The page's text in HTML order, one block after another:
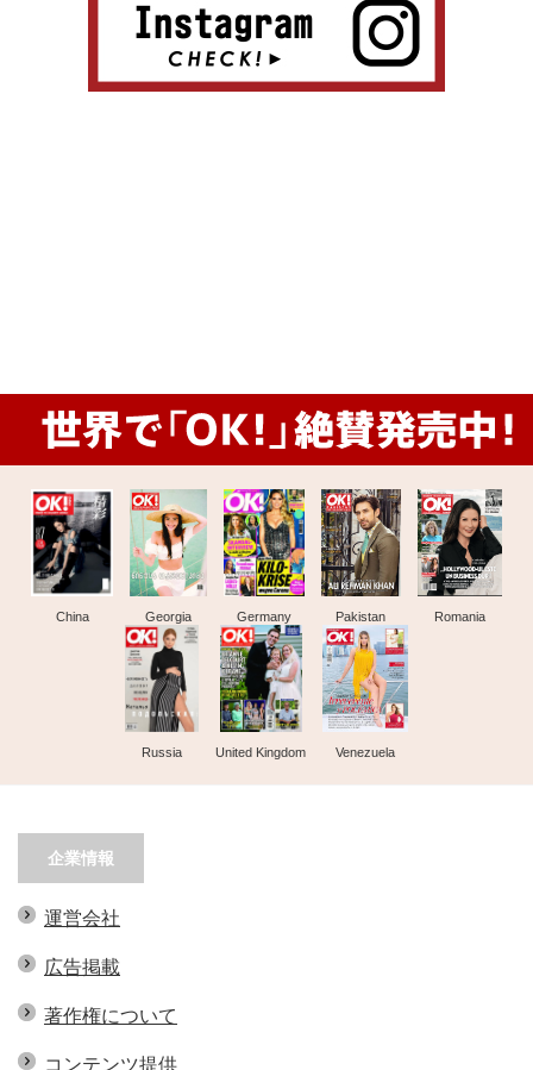
China Georgia Germany Pakistan Romania
Russia United Kingdom Venezuela
企業情報
運営会社
広告掲載
著作権について
コンテンツ提供